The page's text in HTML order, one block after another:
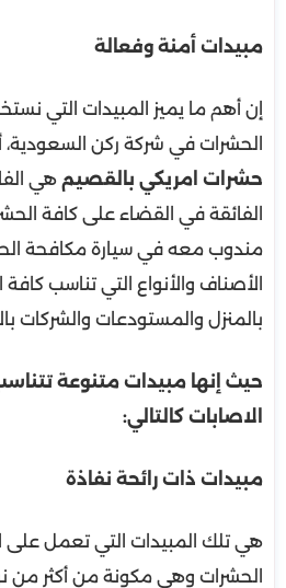
مبيدات أمنة وفعالة
إن أهم ما يميز المبيدات التي
الحشرات في شركة ركن
حشرات امريكي بالقصيم هي
الفائقة في القضاء على كافة
مندوب معه في سيارة مكافحة
الأصناف والأنواع التي تناسب
بالمنزل والمستودعات والشركات
حيث إنها مبيدات متنوعة
الاصابات كالتالي:
مبيدات ذات رائحة نفاذة
هي تلك المبيدات التي تعمل على
الحشرات وهي مكونة من أكثر من